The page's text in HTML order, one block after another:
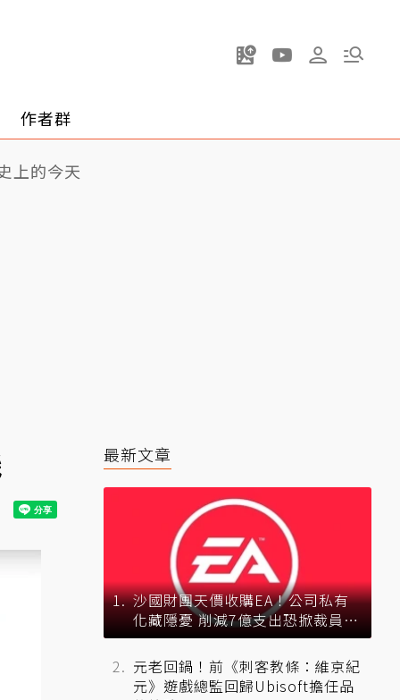
作者群
上的今天
最新文章
沙國財團天價收購EA！公司私有
化藏隱憂 削減7億支出恐掀裁員風
暴？
元老回鍋！前《刺客教條：維京紀
元》遊戲總監回歸Ubisoft擔任品